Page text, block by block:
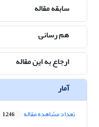
سابقه مقاله
هم رسانی
ارجاع به این مقاله
آمار
تعداد مشاهده مقاله 1,246